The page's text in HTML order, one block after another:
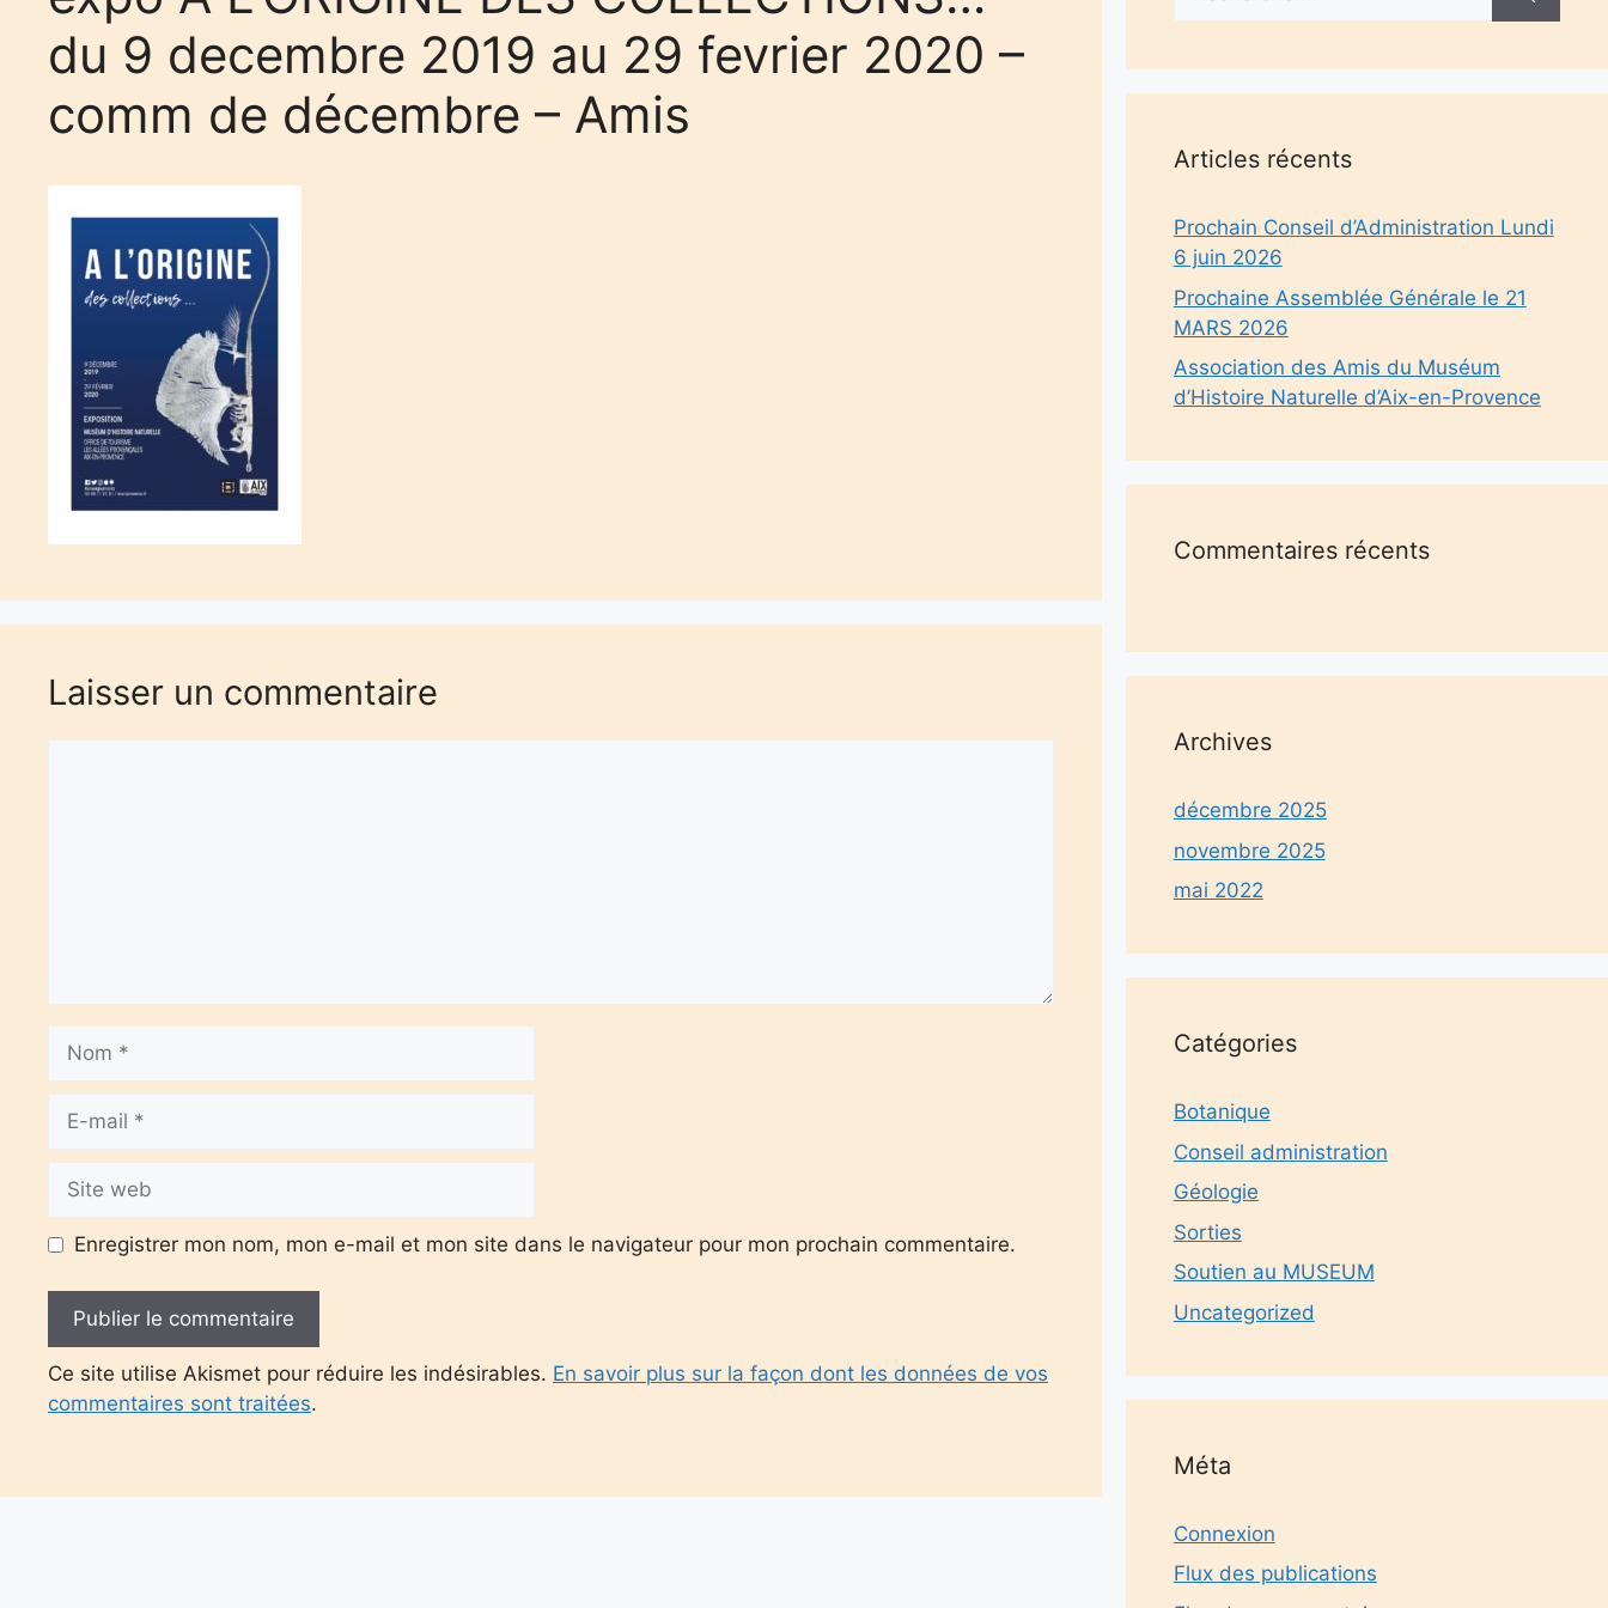
du 9 decembre 2019 au 29 fevrier 2020 –
comm de décembre – Amis
Laisser un commentaire
Nom
Site
web
Enregistrer mon nom, mon e-mail et mon site dans le navigateur pour mon prochain commentaire.
Ce site utilise Akismet pour réduire les indésirables. En savoir plus sur la façon dont les données de vos
commentaires sont traitées.
Articles récents
Prochain Conseil d’Administration Lundi
6 juin 2026
Prochaine Assemblée Générale le 21
MARS 2026
Association des Amis du Muséum
d’Histoire Naturelle d’Aix-en-Provence
Commentaires récents
Archives
décembre 2025
novembre 2025
mai 2022
Catégories
Botanique
Conseil administration
Géologie
Sorties
Soutien au MUSEUM
Uncategorized
Méta
Connexion
Flux des publications